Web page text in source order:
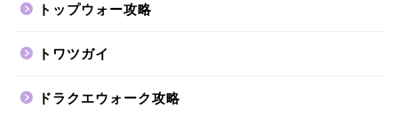
トップウォー攻略
トワツガイ
ドラクエウォーク攻略